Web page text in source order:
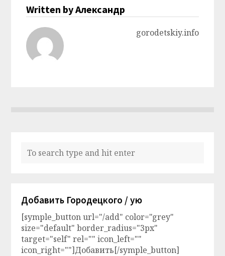
Written by Александр
gorodetskiy.info
Добавить Городецкого / ую
[symple_button url="/add" color="grey"
size="default" border_radius="3px"
target="self" rel="" icon_left=""
icon_right=""]Добавить[/symple_button]